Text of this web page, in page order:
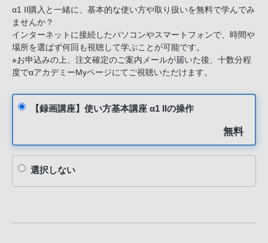
α1 II購入と一緒に、基本的な使い方や取り扱いを無料で学んでみ
ませんか？​
インターネットに接続したパソコンやスマートフォンで、時間や
場所を選ばず何回も視聴して学ぶことが可能です。
※お申込みの上、注文確定のご案内メールが届いた後、十数分程
度でαアカデミーMyページにてご視聴いただけます。
【録画講座】使い方基本講座 α1 IIの操作
無料
選択しない